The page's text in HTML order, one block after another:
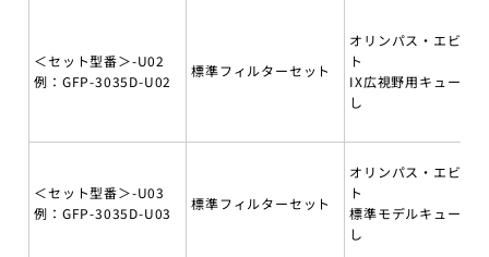
＜セット型番＞-U02
例：GFP-3035D-U02
標準フィルターセット
オリンパス・エビデン
ト
IX広視野用キューブ無
し
＜セット型番＞-U03
例：GFP-3035D-U03
標準フィルターセット
オリンパス・エビデン
ト
標準モデルキューブ無
し